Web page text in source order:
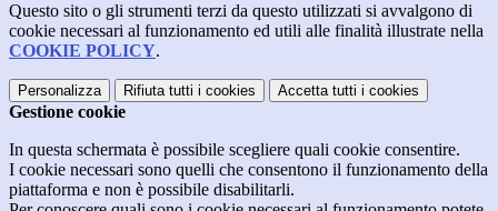
Questo sito o gli strumenti terzi da questo utilizzati si avvalgono di
cookie necessari al funzionamento ed utili alle finalità illustrate nella
COOKIE POLICY.
Personalizza Rifiuta tutti i cookies Accetta tutti i cookies
Gestione cookie
In questa schermata è possibile scegliere quali cookie consentire.
I cookie necessari sono quelli che consentono il funzionamento della
piattaforma e non è possibile disabilitarli.